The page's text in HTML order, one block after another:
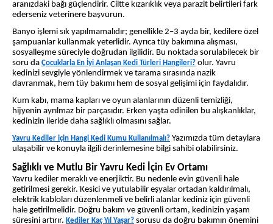
aranızdaki bağı güçlendirir. Ciltte kızarıklık veya parazit belirtileri fark
ederseniz veterinere başvurun.
Banyo işlemi sık yapılmamalıdır; genellikle 2–3 ayda bir, kedilere özel
şampuanlar kullanmak yeterlidir. Ayrıca tüy bakımına alışması,
sosyalleşme süreciyle doğrudan ilgilidir. Bu noktada sorulabilecek bir
soru da Çocuklarla En İyi Anlaşan Kedi Türleri Hangileri? olur. Yavru
kedinizi sevgiyle yönlendirmek ve tarama sırasında nazik
davranmak, hem tüy bakımı hem de sosyal gelişimi için faydalıdır.
Kum kabı, mama kapları ve oyun alanlarının düzenli temizliği,
hijyenin ayrılmaz bir parçasıdır. Erken yaşta edinilen bu alışkanlıklar,
kedinizin ileride daha sağlıklı olmasını sağlar.
Yavru Kediler için Hangi Kedi Kumu Kullanılmalı? Yazımızda tüm detaylara
ulaşabilir ve konuyla ilgili derinlemesine bilgi sahibi olabilirsiniz.
Sağlıklı ve Mutlu Bir Yavru Kedi İçin Ev Ortamı
Yavru kediler meraklı ve enerjiktir. Bu nedenle evin güvenli hale
getirilmesi gerekir. Kesici ve yutulabilir eşyalar ortadan kaldırılmalı,
elektrik kabloları düzenlenmeli ve belirli alanlar kediniz için güvenli
hale getirilmelidir. Doğru bakım ve güvenli ortam, kedinizin yaşam
süresini artırır. Kediler Kaç Yıl Yaşar? sorusu da doğru bakımın önemini